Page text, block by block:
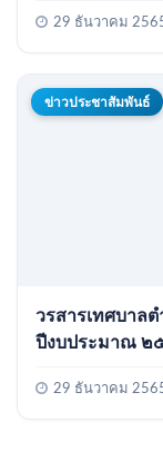
29 ธันวาคม
ข่าวประชาสัมพันธ์
วรสารเทศบาล
ปีงบประมาณ ๒
29 ธันวาคม